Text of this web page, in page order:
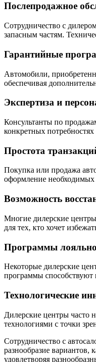
Послепродажное
Сотрудничество с
запасным частям.
Гарантийные
Автомобили,
обеспечивая
Экспертиза и
Консультанты по
конкретных
Простота
Покупка или продажа
оформление необходимых
Возможность
Многие дилерские
для тех, кто хочет
Программы
Некоторые дилерские
программы
Технологические
Дилерские центры часто
технологиями с точки
Сотрудничество с
разнообразие
удовлетворяя